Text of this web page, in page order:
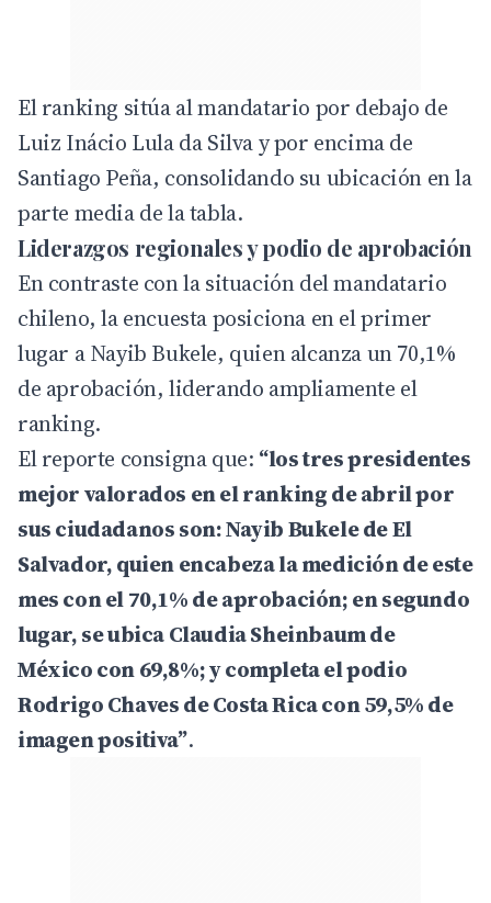
El ranking sitúa al mandatario por debajo de
Luiz Inácio Lula da Silva y por encima de
Santiago Peña, consolidando su ubicación en la
parte media de la tabla.
Liderazgos regionales y podio de aprobación
En contraste con la situación del mandatario
chileno, la encuesta posiciona en el primer
lugar a Nayib Bukele, quien alcanza un 70,1%
de aprobación, liderando ampliamente el
ranking.
El reporte consigna que: “los tres presidentes
mejor valorados en el ranking de abril por
sus ciudadanos son: Nayib Bukele de El
Salvador, quien encabeza la medición de este
mes con el 70,1% de aprobación; en segundo
lugar, se ubica Claudia Sheinbaum de
México con 69,8%; y completa el podio
Rodrigo Chaves de Costa Rica con 59,5% de
imagen positiva”.